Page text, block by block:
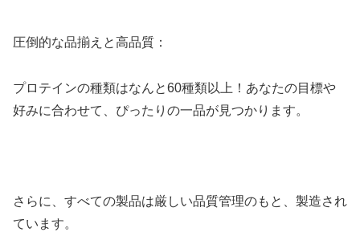
圧倒的な品揃えと高品質：
プロテインの種類はなんと60種類以上！あなたの目標や
好みに合わせて、ぴったりの一品が見つかります。
さらに、すべての製品は厳しい品質管理のもと、製造され
ています。